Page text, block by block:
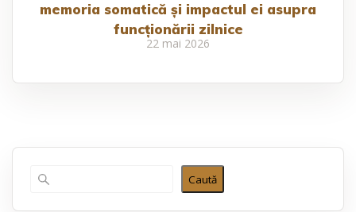
memoria somatică și impactul ei asupra
funcționării zilnice
22 mai 2026
Caută